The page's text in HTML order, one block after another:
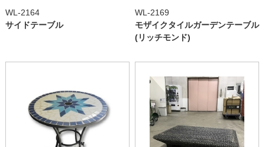
WL-2164
サイドテーブル
WL-2169
モザイクタイルガーデンテーブル
(リッチモンド)